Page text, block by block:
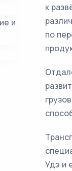
к
по
Удэ и
и